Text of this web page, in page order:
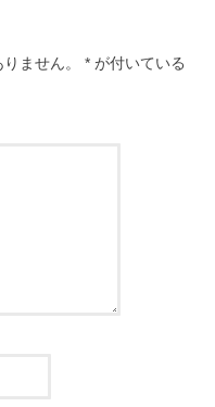
ません。 * が付いている